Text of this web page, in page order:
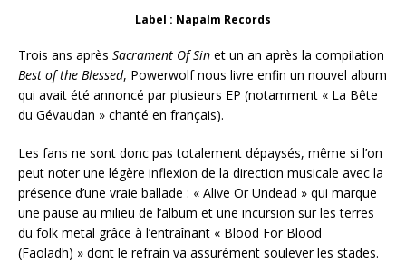
Label : Napalm Records
Trois ans après Sacrament Of Sin et un an après la compilation
Best of the Blessed, Powerwolf nous livre enfin un nouvel album
qui avait été annoncé par plusieurs EP (notamment « La Bête
du Gévaudan » chanté en français).
Les fans ne sont donc pas totalement dépaysés, même si l’on
peut noter une légère inflexion de la direction musicale avec la
présence d’une vraie ballade : « Alive Or Undead » qui marque
une pause au milieu de l’album et une incursion sur les terres
du folk metal grâce à l’entraînant « Blood For Blood
(Faoladh) » dont le refrain va assurément soulever les stades.